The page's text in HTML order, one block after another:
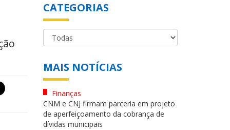
CATEGORIAS
MAIS NOTÍCIAS
Finanças
CNM e CNJ firmam parceria em projeto
de aperfeiçoamento da cobrança de
dívidas municipais